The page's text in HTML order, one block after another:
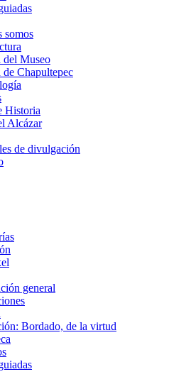
somos
del Museo
Chapultepec
Historia
Alcázar
de divulgación
general
Bordado, de la virtud